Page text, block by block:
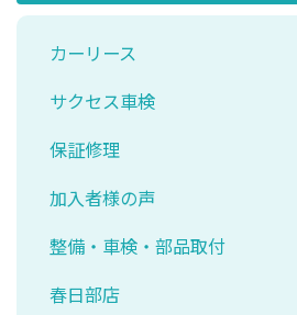
カーリース
サクセス車検
保証修理
加入者様の声
整備・車検・部品取付
春日部店